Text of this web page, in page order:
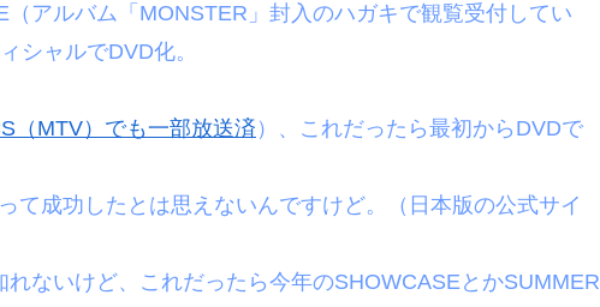
アルバム「MONSTER」封入のハガキで観覧受付してい
シャルでDVD化。
（MTV）でも一部放送済）、これだったら最初からDVDで
て成功したとは思えないんですけど。（日本版の公式サイ
ないけど、これだったら今年のSHOWCASEとかSUMMER